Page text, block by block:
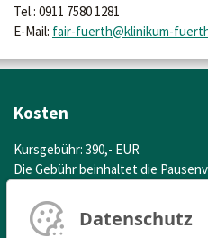
Tel.: 0911 7580 1281
E-Mail: fair-fuerth@klinikum-
Kosten
Kursgebühr: 390,- EUR
Die Gebühr beinhaltet die
Verwendungszwecks bis zum
Kontoinhaber: Klinikum Fürth
Datenschutz